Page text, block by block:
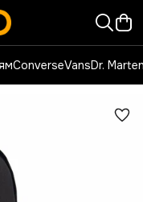
ConverseVansDr.